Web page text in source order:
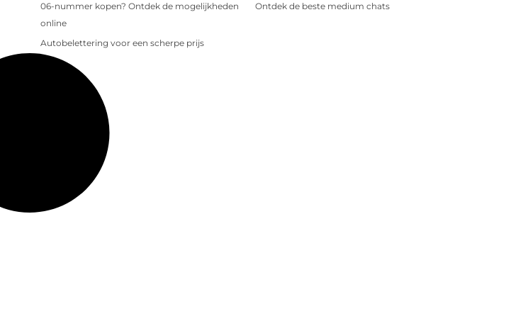
06-nummer kopen? Ontdek de mogelijkheden
online
Ontdek de beste medium chats
Autobelettering voor een scherpe prijs